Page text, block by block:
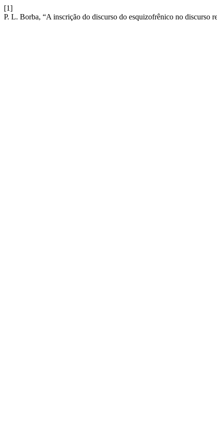
[1]
P. L. Borba, “A inscrição do discurso do esquizofrênico no discurso